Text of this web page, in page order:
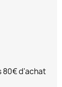
80€ d'achat